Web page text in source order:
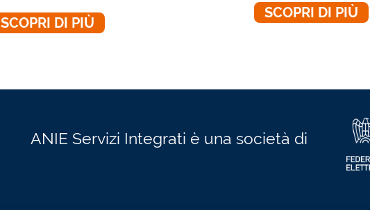
SCOPRI DI PIÙ
SCOPRI DI PIÙ
ANIE Servizi Integrati è una società di